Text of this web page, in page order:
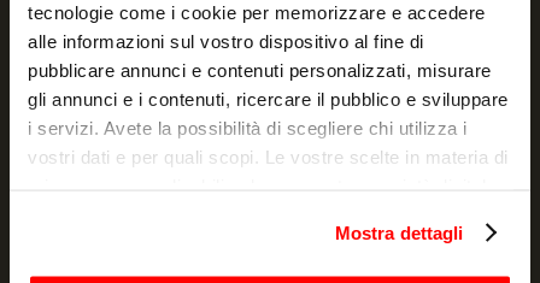
tecnologie come i cookie per memorizzare e accedere
alle informazioni sul vostro dispositivo al fine di
pubblicare annunci e contenuti personalizzati, misurare
gli annunci e i contenuti, ricercare il pubblico e sviluppare
i servizi. Avete la possibilità di scegliere chi utilizza i
vostri dati e per quali scopi. Le vostre scelte in materia di
modificare o revocare il proprio consenso in qualsiasi
momento dalla Dichiarazione sui cookie o facendo clic
Mostra dettagli
NEWSLETTER
Акции и новости, прямо в вашей почте
ПОДПИСАТЬСЯ